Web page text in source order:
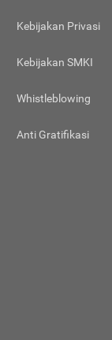
Kebijakan Privasi
Kebijakan SMKI
Whistleblowing
Anti Gratifikasi